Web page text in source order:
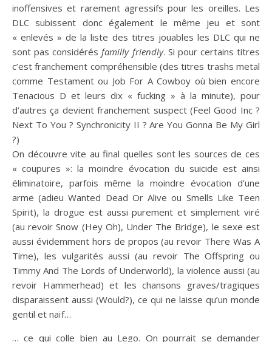
inoffensives et rarement agressifs pour les oreilles. Les
DLC subissent donc également le même jeu et sont
« enlevés » de la liste des titres jouables les DLC qui ne
sont pas considérésfamilly friendly. Si pour certains titres
c’est franchement compréhensible (des titres trashs metal
comme Testament ou Job For A Cowboy où bien encore
Tenacious D et leurs dix « fucking » à la minute), pour
d’autres ça devient franchement suspect (Feel Good Inc ?
Next To You ? Synchronicity II ? Are You Gonna Be My Girl
?)
On découvre vite au final quelles sont les sources de ces
« coupures »: la moindre évocation du suicide est ainsi
éliminatoire, parfois même la moindre évocation d’une
arme (adieu Wanted Dead Or Alive ou Smells Like Teen
Spirit), la drogue est aussi purement et simplement viré
(au revoir Snow (Hey Oh), Under The Bridge), le sexe est
aussi évidemment hors de propos (au revoir There Was A
Time), les vulgarités aussi (au revoir The Offspring ou
Timmy And The Lords of Underworld), la violence aussi (au
revoir Hammerhead) et les chansons graves/tragiques
disparaissent aussi (Would?), ce qui ne laisse qu’un monde
gentil et naïf…
… ce qui colle bien au Lego. On pourrait se demander